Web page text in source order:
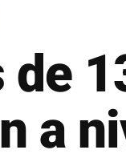
de
a